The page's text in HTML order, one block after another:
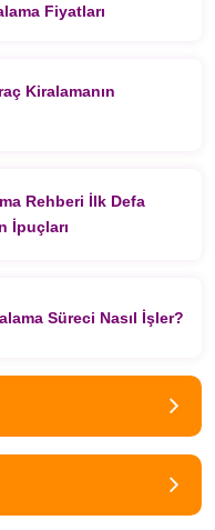
Fiyatları
Kiralamanın
Rehberi İlk Defa
İpuçları
Süreci Nasıl İşler?